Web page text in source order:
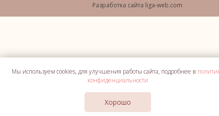
Мы используем cookies, для улучшения работы сайта, подробнее в
конфиденциальности
Хорошо
Разработка сайта liga-web.com